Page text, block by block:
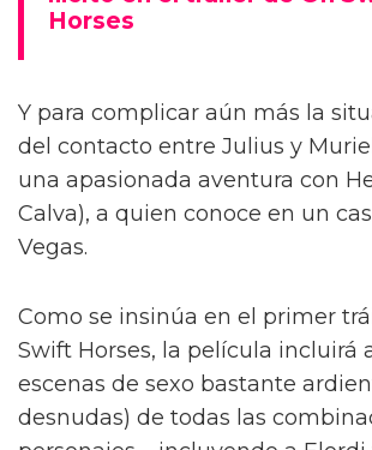
Horses
Y para complicar aún más la
del contacto entre Julius y
una apasionada aventura con
Calva), a quien conoce en un
Vegas.
Como se insinúa en el primer
Swift Horses, la película incluirá
escenas de sexo bastante
desnudas) de todas las